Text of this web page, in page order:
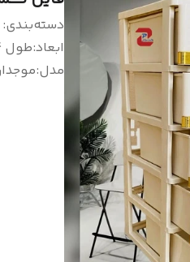
دسته‌بندی:
ابعاد:طول 34 ، عمق کشو 43 ، ارتفاع 105 cm
مدل: